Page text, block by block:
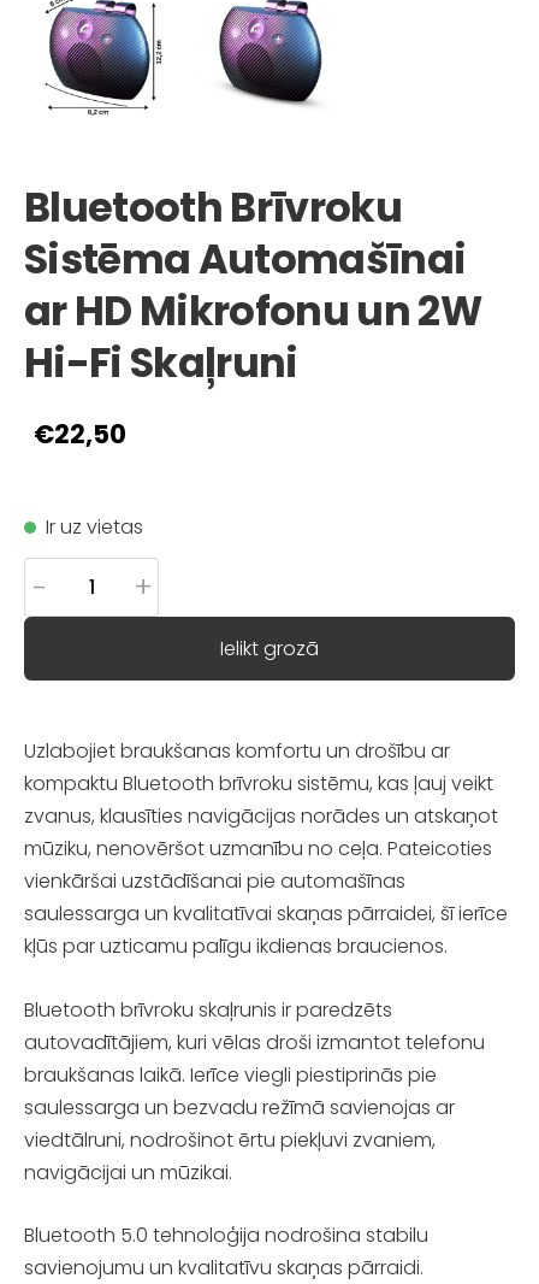
Bluetooth Brīvroku
Sistēma Automašīnai
ar HD Mikrofonu un 2W
Hi-Fi Skaļruni
€22,50
Ir uz vietas
- +
Ielikt grozā
Uzlabojiet braukšanas komfortu un drošību ar
kompaktu Bluetooth brīvroku sistēmu, kas ļauj veikt
zvanus, klausīties navigācijas norādes un atskaņot
mūziku, nenovēršot uzmanību no ceļa. Pateicoties
vienkāršai uzstādīšanai pie automašīnas
saulessarga un kvalitatīvai skaņas pārraidei, šī ierīce
kļūs par uzticamu palīgu ikdienas braucienos.
Bluetooth brīvroku skaļrunis ir paredzēts
autovadītājiem, kuri vēlas droši izmantot telefonu
braukšanas laikā. Ierīce viegli piestiprinās pie
saulessarga un bezvadu režīmā savienojas ar
viedtālruni, nodrošinot ērtu piekļuvi zvaniem,
navigācijai un mūzikai.
Bluetooth 5.0 tehnoloģija nodrošina stabilu
savienojumu un kvalitatīvu skaņas pārraidi.